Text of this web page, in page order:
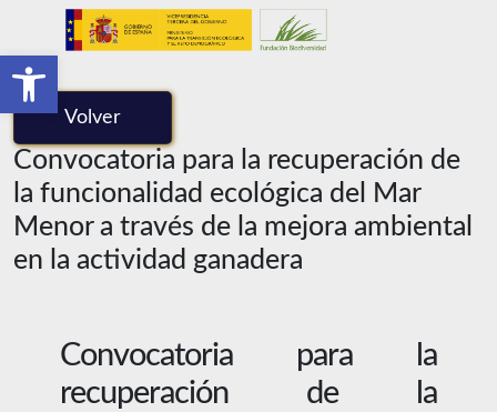
Abrir barra de herramientas
Skip to main content
Volver
Convocatoria para la recuperación de
la funcionalidad ecológica del Mar
Menor a través de la mejora ambiental
en la actividad ganadera
Convocatoria para la
recuperación de la